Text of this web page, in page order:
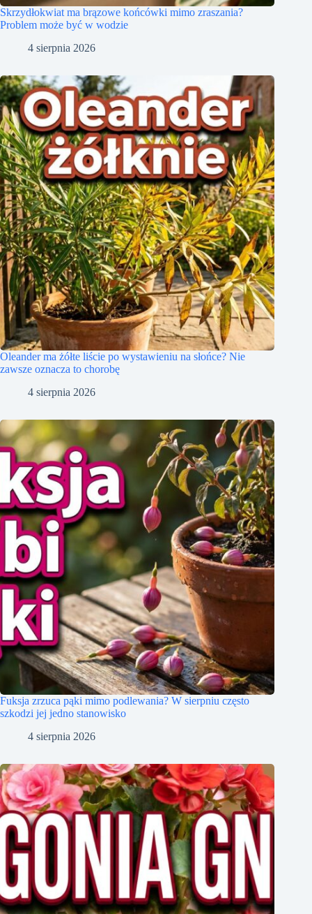
Skrzydłokwiat ma brązowe końcówki mimo zraszania?
Problem może być w wodzie
4 sierpnia 2026
Oleander ma żółte liście po wystawieniu na słońce? Nie
zawsze oznacza to chorobę
4 sierpnia 2026
Fuksja zrzuca pąki mimo podlewania? W sierpniu często
szkodzi jej jedno stanowisko
4 sierpnia 2026